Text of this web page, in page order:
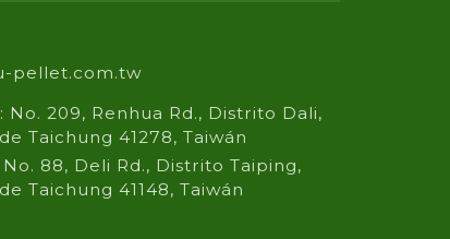
pellet.com.tw
No. 209, Renhua Rd., Distrito Dali,
Taichung 41278, Taiwán
88, Deli Rd., Distrito Taiping,
Taichung 41148, Taiwán